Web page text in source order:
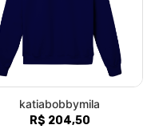
katiabobbymila
R$ 204,50